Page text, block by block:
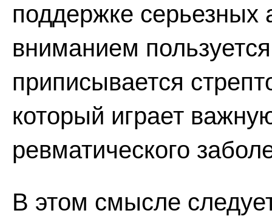
поддержке
вниманием
приписывается
который играет
ревматического
В этом смысле